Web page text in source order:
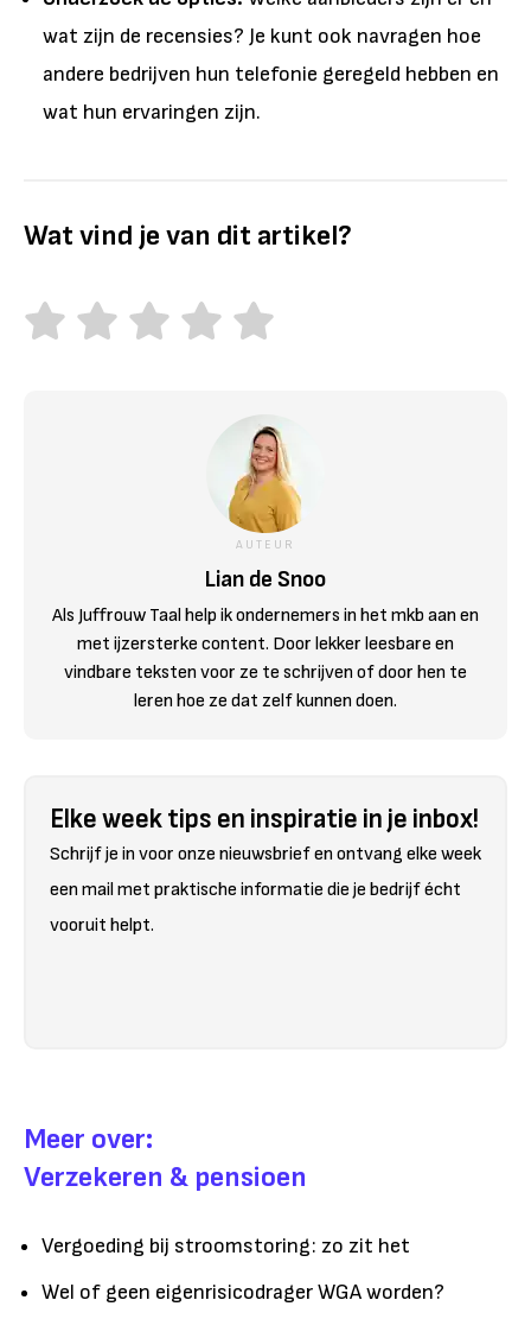
wat zijn de recensies? Je kunt ook navragen hoe
andere bedrijven hun telefonie geregeld hebben en
wat hun ervaringen zijn.
Wat vind je van dit artikel?
AUTEUR
Lian de Snoo
Als Juffrouw Taal help ik ondernemers in het mkb aan en
met ijzersterke content. Door lekker leesbare en
vindbare teksten voor ze te schrijven of door hen te
leren hoe ze dat zelf kunnen doen.
Elke week tips en inspiratie in je inbox!
Schrijf je in voor onze nieuwsbrief en ontvang elke week
een mail met praktische informatie die je bedrijf écht
vooruit helpt.
Meer over:
Verzekeren & pensioen
Vergoeding bij stroomstoring: zo zit het
Wel of geen eigenrisicodrager WGA worden?